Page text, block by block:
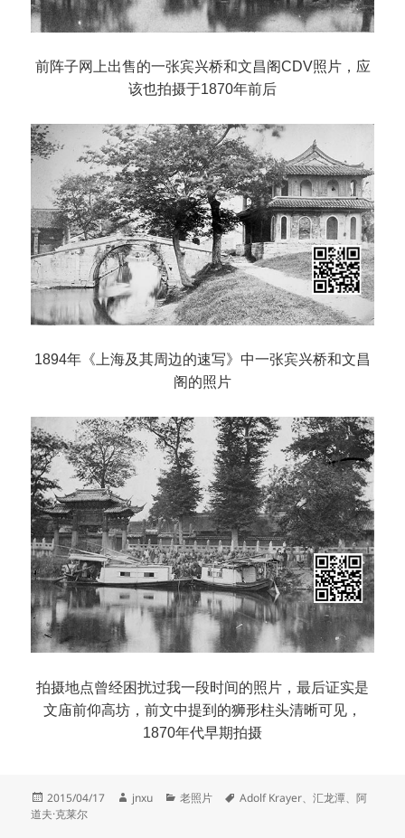
前阵子网上出售的一张宾兴桥和文昌阁CDV照片，应
该也拍摄于1870年前后
1894年《上海及其周边的速写》中一张宾兴桥和文昌
阁的照片
拍摄地点曾经困扰过我一段时间的照片，最后证实是
文庙前仰高坊，前文中提到的狮形柱头清晰可见，
1870年代早期拍摄
发
布
2015/04/17
作
jnxu
分
老照片
标
Adolf Krayer、汇龙潭、阿
道夫·克莱尔